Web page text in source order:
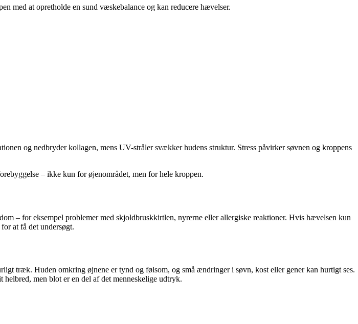
med at opretholde en sund væskebalance og kan reducere hævelser.
og nedbryder kollagen, mens UV-stråler svækker hudens struktur. Stress påvirker søvnen og kroppens
– ikke kun for øjenområdet, men for hele kroppen.
– for eksempel problemer med skjoldbruskkirtlen, nyrerne eller allergiske reaktioner. Hvis hævelsen kun
at få det undersøgt.
træk. Huden omkring øjnene er tynd og følsom, og små ændringer i søvn, kost eller gener kan hurtigt ses.
men blot er en del af det menneskelige udtryk.